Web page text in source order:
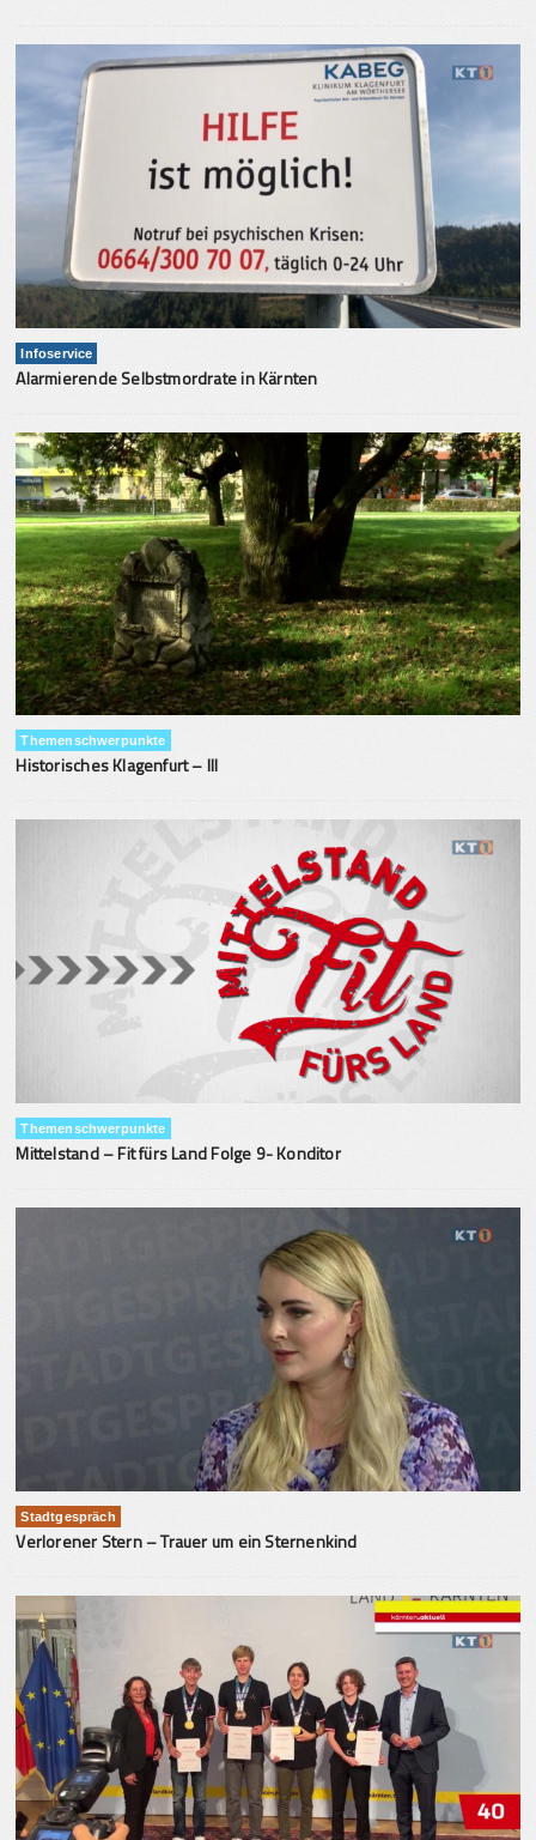
Infoservice
Alarmierende Selbstmordrate in Kärnten
Themenschwerpunkte
Historisches Klagenfurt – III
Themenschwerpunkte
Mittelstand – Fit fürs Land Folge 9- Konditor
Stadtgespräch
Verlorener Stern – Trauer um ein Sternenkind